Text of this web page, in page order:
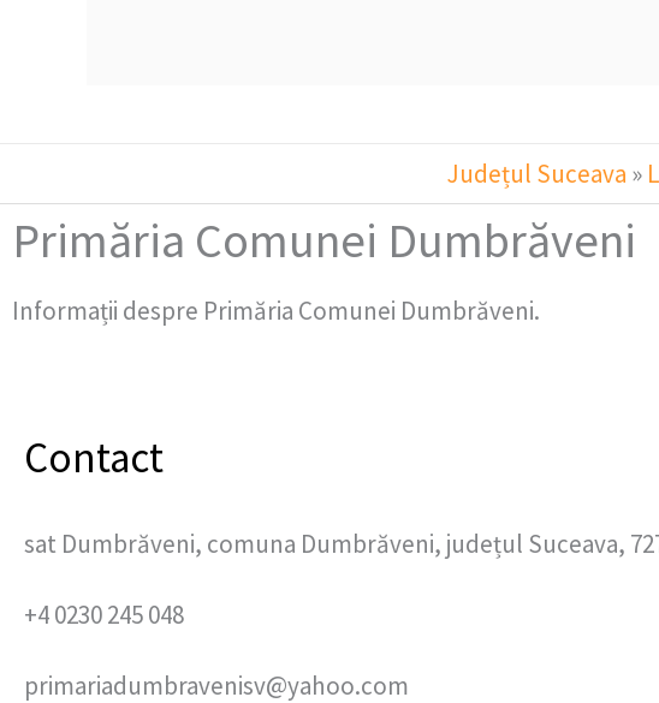
Județul Suceava »
Primăria Comunei Dumbrăveni
Informații despre Primăria Comunei Dumbrăveni.
Contact
sat Dumbrăveni, comuna Dumbrăveni, județul Suceava,
+4 0230 245 048
primariadumbravenisv@yahoo.com